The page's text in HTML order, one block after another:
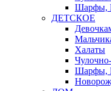
Шарфы,
ДЕТСКОЕ
Халаты
Шарфы,